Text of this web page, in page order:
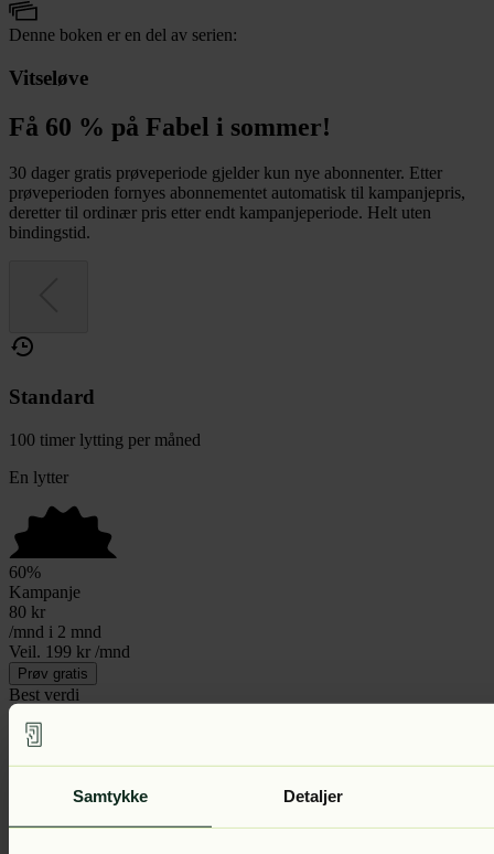
Samtykke Detaljer
Denne boken er en del av serien:
Vitseløve
Få 60 % på Fabel i sommer!
30 dager gratis prøveperiode gjelder kun nye abonnenter. Etter
prøveperioden fornyes abonnementet automatisk til kampanjepris,
deretter til ordinær pris etter endt kampanjeperiode. Helt uten
bindingstid.
Standard
100 timer lytting per måned
En lytter
60%
Kampanje
80 kr
/mnd i 2 mnd
Veil. 199 kr /mnd
Prøv gratis
Best verdi
Duo
Del lyttegleden og lytt mer